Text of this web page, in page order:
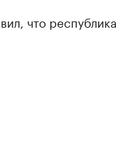
что республика